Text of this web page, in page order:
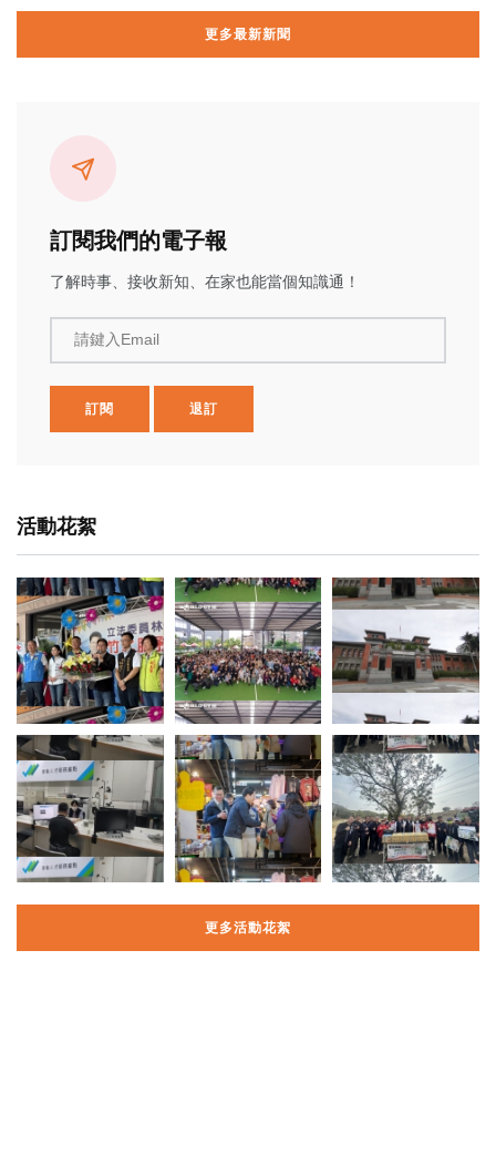
更多最新新聞
訂閱我們的電子報
了解時事、接收新知、在家也能當個知識通！
請鍵入Email
訂閱 退訂
活動花絮
更多活動花絮